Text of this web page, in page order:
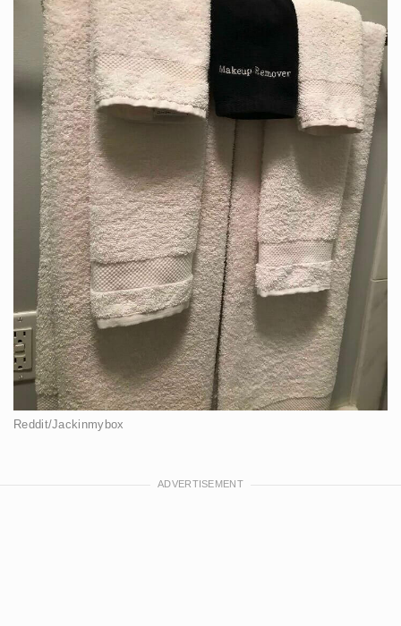
Reddit/Jackinmybox